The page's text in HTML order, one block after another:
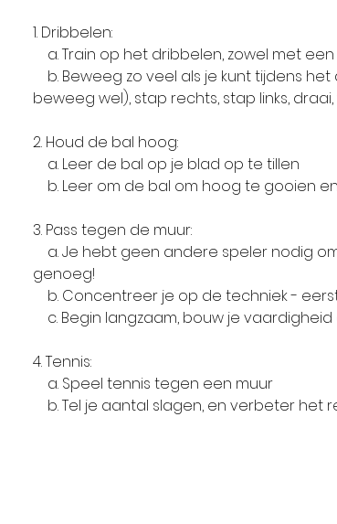
1. Dribbelen:
a. Train op het dribbelen, zowel met
beweeg wel), stap rechts, stap links,
2. Houd de bal hoog:
    a. Leer de bal op je blad op te tillen
b. Leer om de bal om hoog te gooien
3. Pass tegen de muur:
genoeg!
b. Concentreer je op de techniek -
c. Begin langzaam, bouw je
4. Tennis:
    a. Speel tennis tegen een muur
b. Tel je aantal slagen, en verbeter